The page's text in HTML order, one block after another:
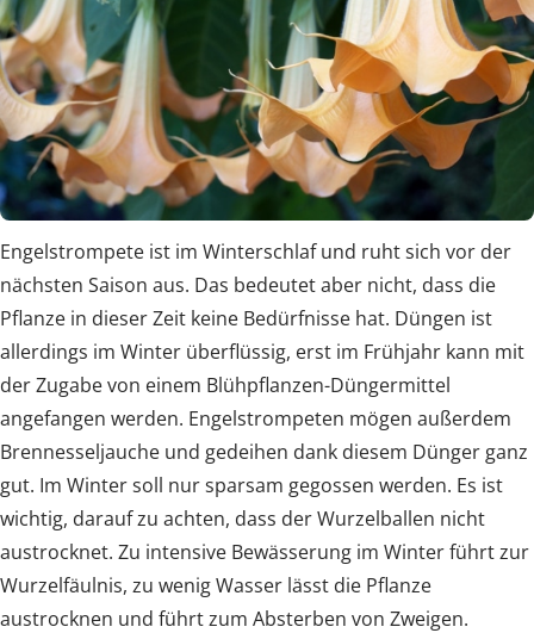
Engelstrompete ist im Winterschlaf und ruht sich vor der
nächsten Saison aus. Das bedeutet aber nicht, dass die
Pflanze in dieser Zeit keine Bedürfnisse hat. Düngen ist
allerdings im Winter überflüssig, erst im Frühjahr kann mit
der Zugabe von einem Blühpflanzen-Düngermittel
angefangen werden. Engelstrompeten mögen außerdem
Brennesseljauche und gedeihen dank diesem Dünger ganz
gut. Im Winter soll nur sparsam gegossen werden. Es ist
wichtig, darauf zu achten, dass der Wurzelballen nicht
austrocknet. Zu intensive Bewässerung im Winter führt zur
Wurzelfäulnis, zu wenig Wasser lässt die Pflanze
austrocknen und führt zum Absterben von Zweigen.